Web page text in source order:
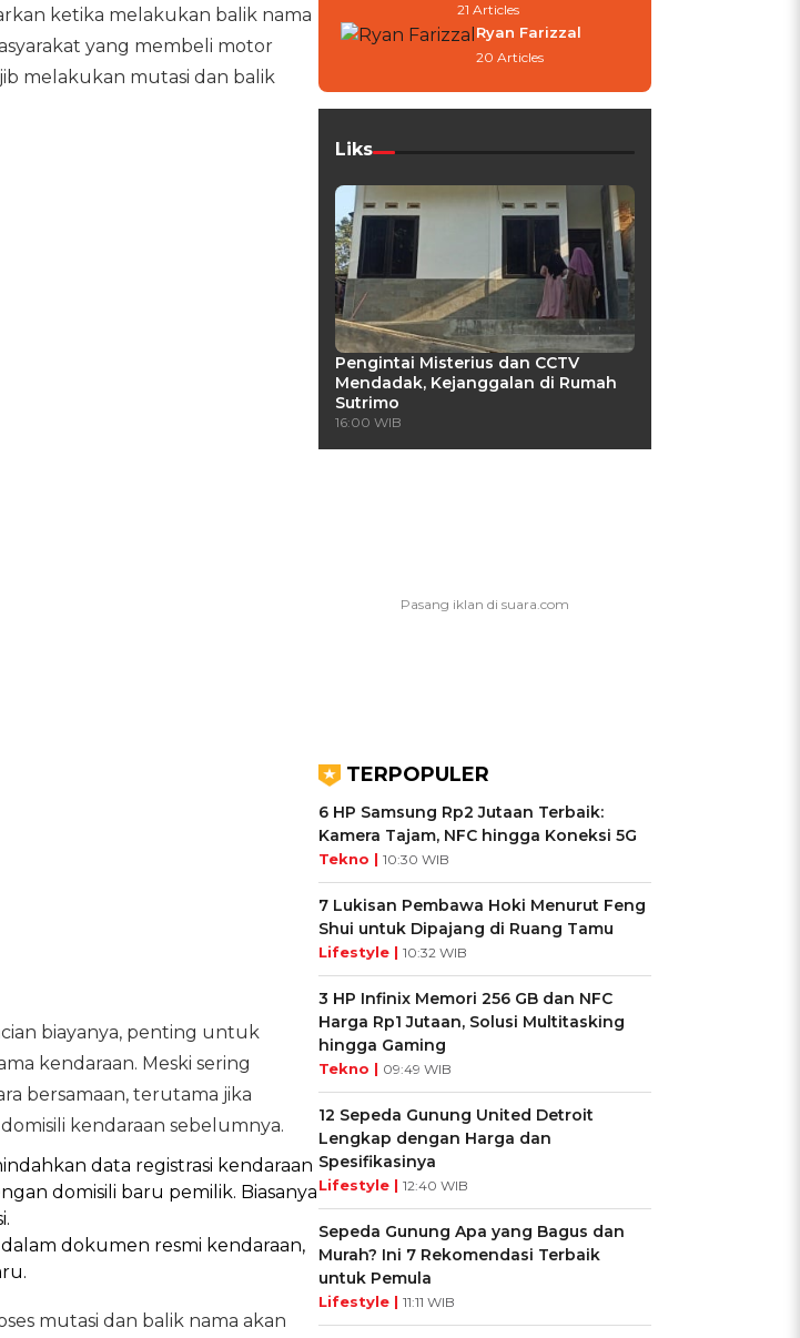
ketika melakukan balik nama
yang membeli motor
melakukan mutasi dan balik
biayanya, penting untuk
kendaraan. Meski sering
bersamaan, terutama jika
kendaraan sebelumnya.
data registrasi kendaraan
domisili baru pemilik. Biasanya
dokumen resmi kendaraan,
mutasi dan balik nama akan
21 Articles
Ryan Farizzal
20 Articles
Liks
Pengintai Misterius dan CCTV
Mendadak, Kejanggalan di Rumah
Sutrimo
16:00 WIB
TERPOPULER
6 HP Samsung Rp2 Jutaan Terbaik:
Kamera Tajam, NFC hingga Koneksi 5G
Tekno | 10:30 WIB
7 Lukisan Pembawa Hoki Menurut Feng
Shui untuk Dipajang di Ruang Tamu
Lifestyle | 10:32 WIB
3 HP Infinix Memori 256 GB dan NFC
Harga Rp1 Jutaan, Solusi Multitasking
hingga Gaming
Tekno | 09:49 WIB
12 Sepeda Gunung United Detroit
Lengkap dengan Harga dan
Spesifikasinya
Lifestyle | 12:40 WIB
Sepeda Gunung Apa yang Bagus dan
Murah? Ini 7 Rekomendasi Terbaik
untuk Pemula
Lifestyle | 11:11 WIB